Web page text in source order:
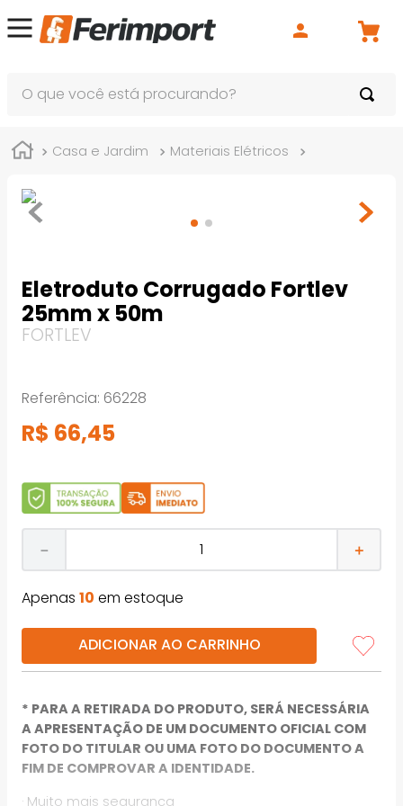
Casa e Jardim Materiais Elétricos
Eletroduto Corrugado Fortlev
25mm x 50m
FORTLEV
Referência: 66228
R$ 66,45
＋
－
Apenas 10 em estoque
ADICIONAR AO CARRINHO
* PARA A RETIRADA DO PRODUTO, SERÁ NECESSÁRIA
A APRESENTAÇÃO DE UM DOCUMENTO OFICIAL COM
FOTO DO TITULAR OU UMA FOTO DO DOCUMENTO A
FIM DE COMPROVAR A IDENTIDADE.
· Muito mais segurança